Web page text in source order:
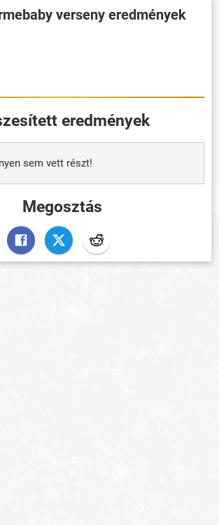
verseny eredmények
eredmények
sem vett részt!
Megosztás